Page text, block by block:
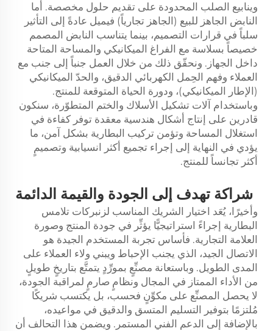
وينابيع الصلب المحدودة على تقديم حلول مخصصة. أما
النابض الجاهز للبيع (الجاهز تجارياً) فيميل عادةً إلى التأثير
سلباً في قرارات التصميم، بينما يتناسب النابض المصمم
خصيصاً بسلاسة مع الفراغ الميكانيكي والمساحة المتاحة
داخل الجهاز. ونحقّق ذلك من خلال العمل جنباً إلى جنب مع
العملاء وفهم الحِمل الكهربائي الدقيق، والحدّ الميكانيكي
(الإطار الميكانيكي)، ودورة الحياة المتوقعة للمنتج.
وباستخدام آلات تشكيل الأسلاك والختم المتطوّرة، سنكون
قادرين على إنتاج أشكال هندسية معقدة توفر كفاءة في
استغلال المساحة وتؤمن تركيب البطارية بشكل آمن، ما
يؤدي في النهاية إلى إجراء تجميع أكثر انسيابية وتصميمٍ
أكثر تجانساً للمنتج.
شراكة تهدف إلى الجودة والقيمة الدائمة
وأخيرًا، يُعَد اختيار الشريك المناسب لزنبركات تلامس
البطارية إجراءً استراتيجيًّا يؤثِّر في جودة المنتج وصورة
العلامة التجارية. فأساس تجربة المستخدم الجيدة هو
الاتصال الجيد، الذي يجنب الإحباط ويبني ولاء العملاء على
المدى الطويل. وباستعانة مصنِّعٍ بمورِّدٍ يتمتَّع بتاريخٍ طويلٍ
من الأداء الممتاز في المجال ونظامٍ صارمٍ لمراقبة الجودة،
لا يحصل المصنِّع على مكوِّنٍ فحسب، بل يكتسب شريكًا
مُلتزمًا بتوفير التسليم المتسق والدقيق في مواعيده،
بالإضافة إلى الدعم الفني المستمر. ويضمن هذا التحالف أن